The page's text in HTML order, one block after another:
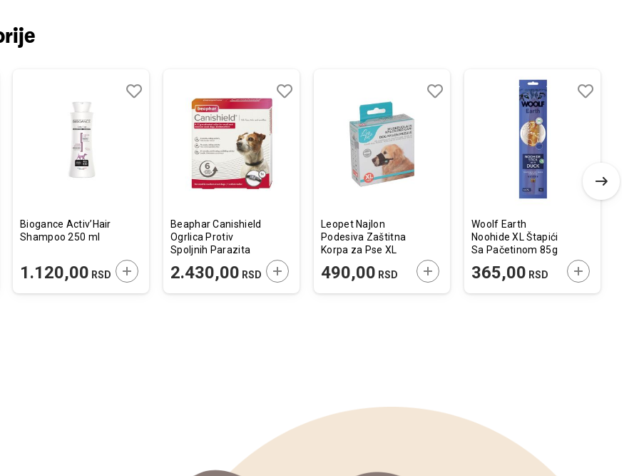
U KORPU
Biogance Activ’Hair
Shampoo 250 ml
1.120,00 RSD DODAJTE U KORPU
Beaphar Canishield
Ogrlica Protiv
Spoljnih Parazita
Pse S/M 48cm
2.430,00 RSD DODAJTE U KORPU
Leopet Najlon
Podesiva Zaštitna
Korpa za Pse XL
62cm
490,00 RSD DODAJTE U KORPU
Woolf Earth
Noohide XL Štapići
Sa Pačetinom 85g
365,00 RSD DODAJTE U